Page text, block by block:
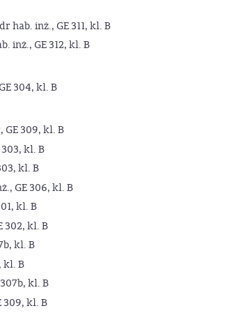
hab. inż., GE 311, kl. B
inż., GE 312, kl. B
304, kl. B
GE 309, kl. B
kl. B
kl. B
GE 306, kl. B
kl. B
302, kl. B
kl. B
kl. B
kl. B
309, kl. B